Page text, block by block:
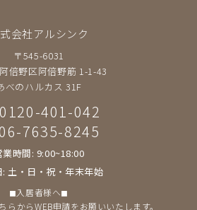
会社アルシンク
〒545-6031
倍野区阿倍野筋 1-1-43
べのハルカス 31F
0120-401-042
7635-8245
業時間: 9:00~18:00
: 土・日・祝・年末年始
◼︎入居者様へ◼︎
ら からWEB申請をお願いいたします。